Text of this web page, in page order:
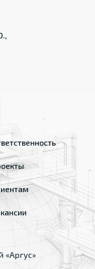
«Аргус»